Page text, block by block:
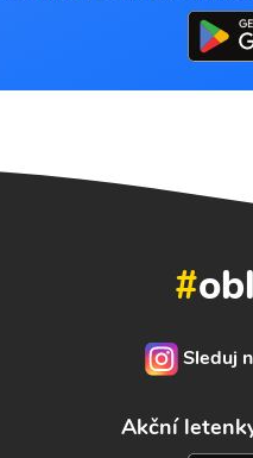
#
Sleduj
Akční